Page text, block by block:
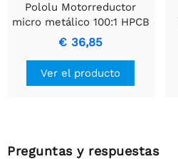
Pololu Motorreductor
micro metálico 100:1 HPCB
6V
€ 36,85
Ver el producto
Preguntas y respuestas